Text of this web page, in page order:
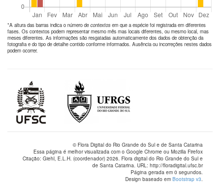
*A altura das barras indica o número de contextos em que a espécie foi registrada em diferentes
fases. Os contextos podem representar mesmo mês mas locais diferentes, ou mesmo local, mas
meses diferentes. As informações são resgatadas automaticamente dos dados de obtenção da
fotografia e do tipo de detalhe contido conforme informados. Ausência ou incorreções nestes dados
podem ocorrer.
© Flora Digital do Rio Grande do Sul e de Santa Catarina
Essa página é melhor visualizada com o Google Chrome ou Mozilla Firefox
Citação: Giehl, E.L.H. (coordenador) 2026. Flora digital do Rio Grande do Sul e
de Santa Catarina. URL: http://floradigital.ufsc.br
Página gerada em 0 segundos.
Design baseado em Bootstrap v3